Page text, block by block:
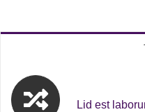
Lid est